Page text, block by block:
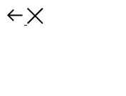
Назад